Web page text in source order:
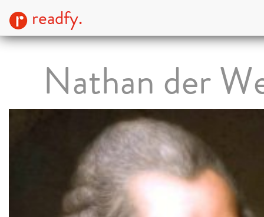
readfy.
Nathan der